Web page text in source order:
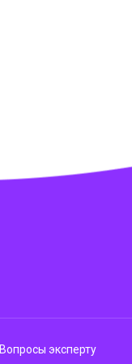
Вопросы эксперту